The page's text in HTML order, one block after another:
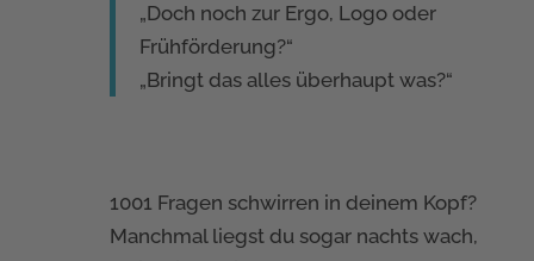
„Doch noch zur Ergo, Logo oder
Frühförderung?“
„Bringt das alles überhaupt was?“
1001 Fragen schwirren in deinem Kopf?
Manchmal liegst du sogar nachts wach,